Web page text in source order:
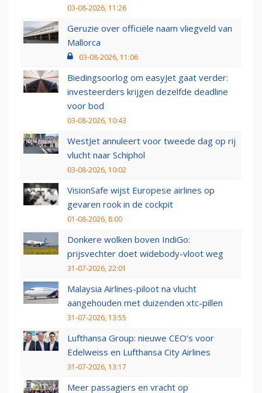
03-08-2026, 11:26
Geruzie over officiële naam vliegveld van
Mallorca
03-08-2026, 11:06
Biedingsoorlog om easyJet gaat verder:
investeerders krijgen dezelfde deadline
voor bod
03-08-2026, 10:43
WestJet annuleert voor tweede dag op rij
vlucht naar Schiphol
03-08-2026, 10:02
VisionSafe wijst Europese airlines op
gevaren rook in de cockpit
01-08-2026, 8:00
Donkere wolken boven IndiGo:
prijsvechter doet widebody-vloot weg
31-07-2026, 22:01
Malaysia Airlines-piloot na vlucht
aangehouden met duizenden xtc-pillen
31-07-2026, 13:55
Lufthansa Group: nieuwe CEO’s voor
Edelweiss en Lufthansa City Airlines
31-07-2026, 13:17
Meer passagiers en vracht op